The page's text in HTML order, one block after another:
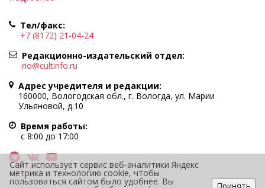
Учредитель КУ ВО «Информационно-аналитический центр
культуры»
Адрес учредителя и редакции: 160000, Вологодская обл., г.
Вологда, ул. Марии Ульяновой, д.10
Главный редактор — Легчанова Елена Григорьевна
Политика в отношении обработки персональных данных
При полном или частичном использовании информации
портала гиперссылка на cultinfo.ru обязательна.
Редакция не несет ответственности за достоверность
информации, содержащейся в рекламных объявлениях.
12+
Тел/факс:
+7 (8172) 21-04-24
Редакционно-издательский отдел:
rio@cultinfo.ru
Адрес учредителя и редакции:
160000, Вологодская обл., г. Вологда, ул. Марии
Ульяновой, д.10
Время работы:
с 8:00 до 17:00
Сайт использует сервис веб-аналитики Яндекс
метрика и технологию cookie, чтобы
пользоваться сайтом было удобнее. Вы Принять